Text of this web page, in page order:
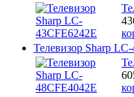
Телевизор Sharp